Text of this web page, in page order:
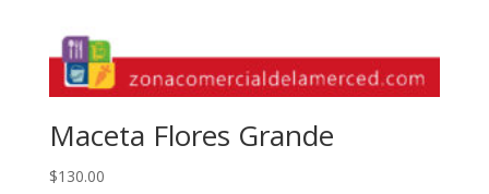
Maceta Flores Grande
$130.00